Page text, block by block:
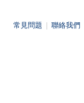
常見問題 聯絡我們